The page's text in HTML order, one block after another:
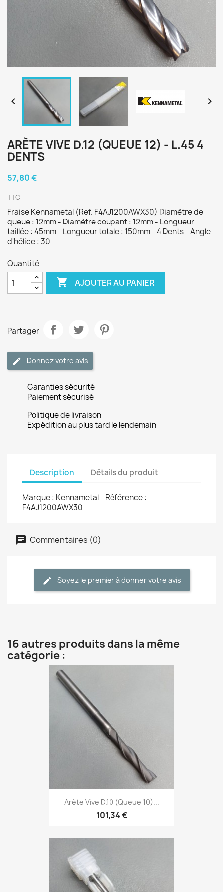
 
ARÈTE VIVE D.12 (QUEUE 12) - L.45 4
DENTS
57,80 €
TTC
Fraise Kennametal (Ref. F4AJ1200AWX30) Diamètre de
queue : 12mm - Diamètre coupant : 12mm - Longueur
taillée : 45mm - Longueur totale : 150mm - 4 Dents - Angle
d'hélice : 30
Quantité
 AJOUTER AU PANIER
Partager
Donnez votre avis
Garanties sécurité
Paiement sécurisé
Politique de livraison
Expédition au plus tard le lendemain
Description Détails du produit
Marque : Kennametal - Référence :
F4AJ1200AWX30
Commentaires (0)
Soyez le premier à donner votre avis
16 autres produits dans la même
catégorie :
Arète Vive D.10 (Queue 10)...
101,34 €